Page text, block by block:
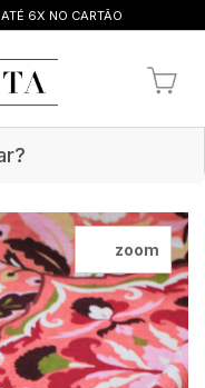
ATÉ 6X NO CARTÃO
zoom